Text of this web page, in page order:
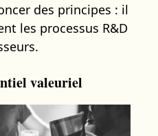
des principes : il
les processus R&D
valeuriel